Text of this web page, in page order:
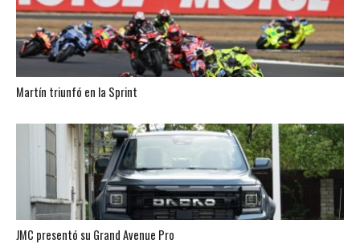
Martín triunfó en la Sprint
JMC presentó su Grand Avenue Pro